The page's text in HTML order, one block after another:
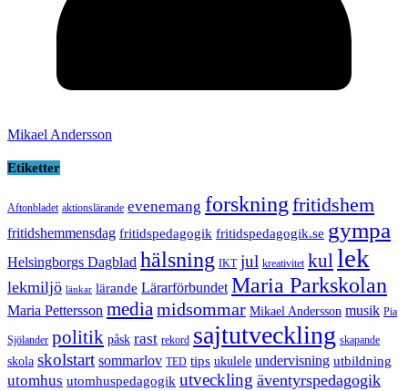
Mikael Andersson
Etiketter
Aftonbladet aktionslärande evenemang forskningfritidshem
fritidshemmensdag fritidspedagogik fritidspedagogik.se gympa
Helsingborgs Dagblad hälsning IKT jul kreativitet kul lek
lekmiljö länkar lärande Lärarförbundet Maria Parkskolan
Maria Pettersson mediamidsommar Mikael Andersson musik Pia
Sjölander politik påsk rast rekord sajtutveckling skapande
skola skolstart sommarlov TED tips ukulele undervisning utbildning
utomhus utomhuspedagogik utveckling äventyrspedagogik